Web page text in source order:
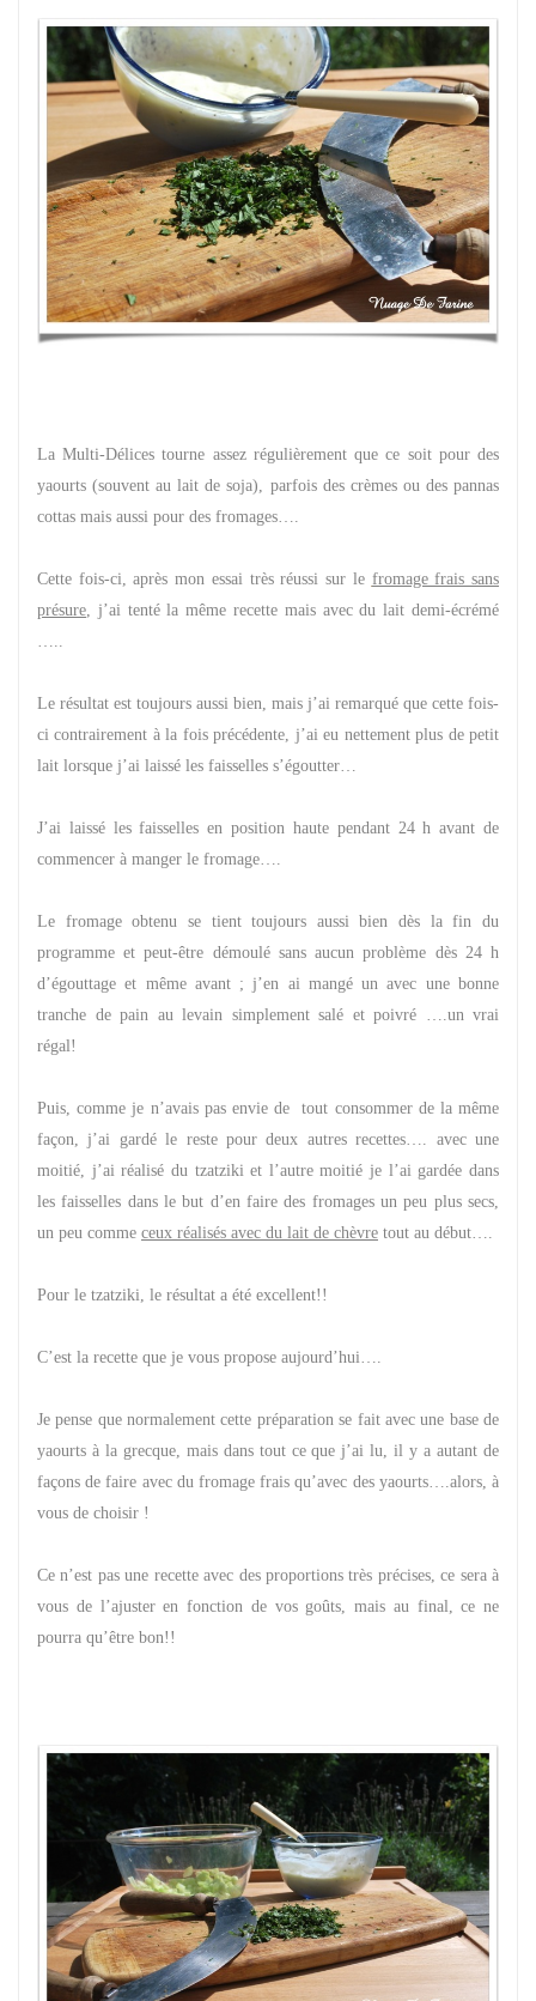
La Multi-Délices tourne assez régulièrement que ce soit pour des
yaourts (souvent au lait de soja), parfois des crèmes ou des pannas
cottas mais aussi pour des fromages….
Cette fois-ci, après mon essai très réussi sur le fromage frais sans
présure
j’ai tenté la même recette mais avec du lait demi-écrémé
Le résultat est toujours aussi bien, mais j’ai remarqué que cette fois-
ci contrairement à la fois précédente, j’ai eu nettement plus de petit
lait lorsque j’ai laissé les faisselles s’égoutter…
J’ai laissé les faisselles en position haute pendant 24 h avant de
commencer à manger le fromage….
Le fromage obtenu se tient toujours aussi bien dès la fin du
programme et peut-être démoulé sans aucun problème dès 24 h
d’égouttage et même avant ; j’en ai mangé un avec une bonne
tranche de pain au levain simplement salé et poivré ….un vrai
régal!
Puis, comme je n’avais pas envie de tout consommer de la même
façon, j’ai gardé le reste pour deux autres recettes…. avec une
moitié, j’ai réalisé du tzatziki et l’autre moitié je l’ai gardée dans
les faisselles dans le but d’en faire des fromages un peu plus secs,
un peu comme ceux réalisés avec du lait de chèvre tout au début….
Pour le tzatziki, le résultat a été excellent!!
C’est la recette que je vous propose aujourd’hui….
Je pense que normalement cette préparation se fait avec une base de
yaourts à la grecque, mais dans tout ce que j’ai lu, il y a autant de
façons de faire avec du fromage frais qu’avec des yaourts….alors, à
vous de choisir !
Ce n’est pas une recette avec des proportions très précises, ce sera à
vous de l’ajuster en fonction de vos goûts, mais au final, ce ne
pourra qu’être bon!!